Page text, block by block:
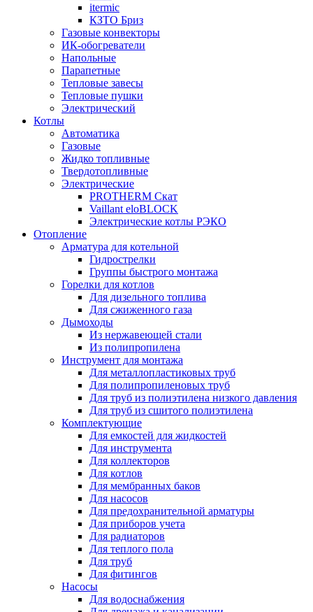
itermic
КЗТО Бриз
Газовые конвекторы
ИК-обогреватели
Напольные
Парапетные
Тепловые завесы
Тепловые пушки
Электрический
Котлы
Автоматика
Газовые
Жидко топливные
Твердотопливные
Электрические
PROTHERM Скат
Vaillant eloBLOCK
Электрические котлы РЭКО
Отопление
Арматура для котельной
Гидрострелки
Группы быстрого монтажа
Горелки для котлов
Для дизельного топлива
Для сжиженного газа
Дымоходы
Из нержавеющей стали
Из полипропилена
Инструмент для монтажа
Для металлопластиковых труб
Для полипропиленовых труб
Для труб из полиэтилена низкого давления
Для труб из сшитого полиэтилена
Комплектующие
Для емкостей для жидкостей
Для инструмента
Для коллекторов
Для котлов
Для мембранных баков
Для насосов
Для предохранительной арматуры
Для приборов учета
Для радиаторов
Для теплого пола
Для труб
Для фитингов
Насосы
Для водоснабжения